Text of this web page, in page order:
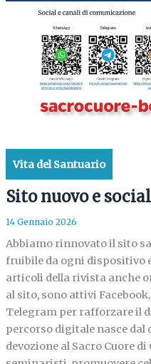
Vita del Santuario
Sito nuovo e
14 Gennaio 2026
Abbiamo rinnovato il sito
fruibile da ogni dispositivo
articoli della rivista anche
al sito, sono attivi
Telegram per rafforzare il
percorso digitale nasce dal
devozione al Sacro Cuore